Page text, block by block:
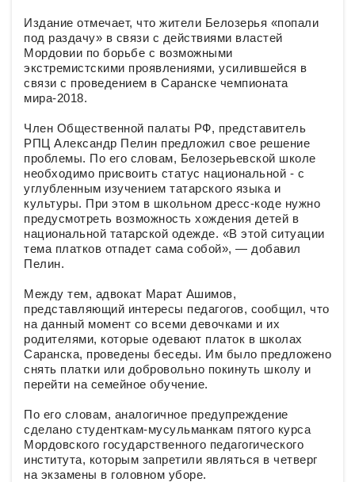
Издание отмечает, что жители Белозерья «попали
под раздачу» в связи с действиями властей
Мордовии по борьбе с возможными
экстремистскими проявлениями, усилившейся в
связи с проведением в Саранске чемпионата
мира-2018.
Член Общественной палаты РФ, представитель
РПЦ Александр Пелин предложил свое решение
проблемы. По его словам, Белозерьевской школе
необходимо присвоить статус национальной - с
углубленным изучением татарского языка и
культуры. При этом в школьном дресс-коде нужно
предусмотреть возможность хождения детей в
национальной татарской одежде. «В этой ситуации
тема платков отпадет сама собой», — добавил
Пелин.
Между тем, адвокат Марат Ашимов,
представляющий интересы педагогов, сообщил, что
на данный момент со всеми девочками и их
родителями, которые одевают платок в школах
Саранска, проведены беседы. Им было предложено
снять платки или добровольно покинуть школу и
перейти на семейное обучение.
По его словам, аналогичное предупреждение
сделано студенткам-мусульманкам пятого курса
Мордовского государственного педагогического
института, которым запретили являться в четверг
на экзамены в головном уборе.